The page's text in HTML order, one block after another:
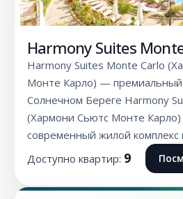
Harmony Suites
Harmony Suites Monte Carlo
Монте Карло) — премиальный
Солнечном Береге Harmony
(Хармони Сьютс Монте
современный жилой комплекс
Доступно квартир: 9